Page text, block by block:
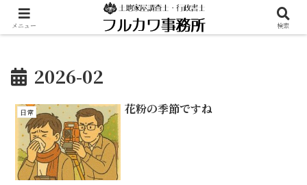
2026-02
日常 花粉の季節ですね
メニュー 検索